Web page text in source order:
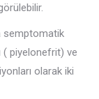
semptomatik
( piyelonefrit) ve
olarak iki